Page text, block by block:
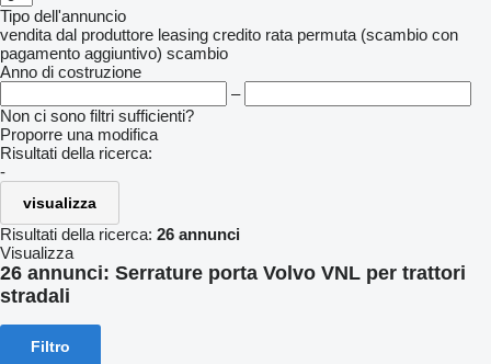
Tipo dell'annuncio
vendita dal produttore leasing credito rata permuta (scambio con
pagamento aggiuntivo) scambio
Anno di costruzione
–
Non ci sono filtri sufficienti?
Proporre una modifica
Risultati della ricerca:
-
visualizza
Risultati della ricerca: 26 annunci
Visualizza
26 annunci: Serrature porta Volvo VNL per trattori
stradali
Filtro